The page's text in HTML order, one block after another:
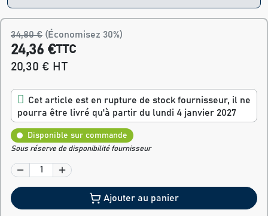
34,80 € (Économisez 30%)
24,36 €TTC
20,30 € HT
Cet article est en rupture de stock fournisseur, il ne
pourra être livré qu'à partir du lundi 4 janvier 2027
Disponible sur commande
Sous réserve de disponibilité fournisseur
Ajouter au panier